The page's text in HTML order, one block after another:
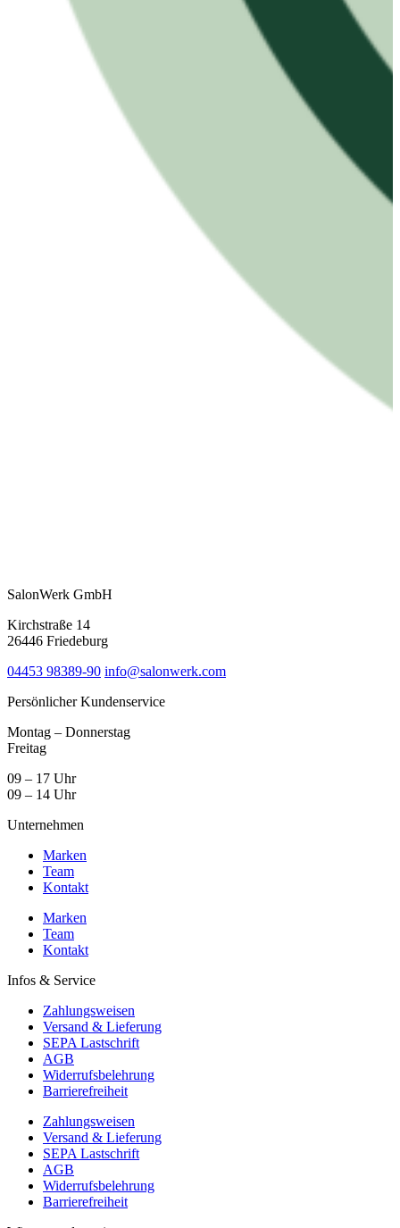
SalonWerk GmbH
Kirchstraße 14
26446 Friedeburg
04453 98389-90 info@salonwerk.com
Persönlicher Kundenservice
Montag – Donnerstag
Freitag
09 – 17 Uhr
09 – 14 Uhr
Unternehmen
Marken
Team
Kontakt
Marken
Team
Kontakt
Infos & Service
Zahlungsweisen
Versand & Lieferung
SEPA Lastschrift
AGB
Widerrufsbelehrung
Barrierefreiheit
Zahlungsweisen
Versand & Lieferung
SEPA Lastschrift
AGB
Widerrufsbelehrung
Barrierefreiheit